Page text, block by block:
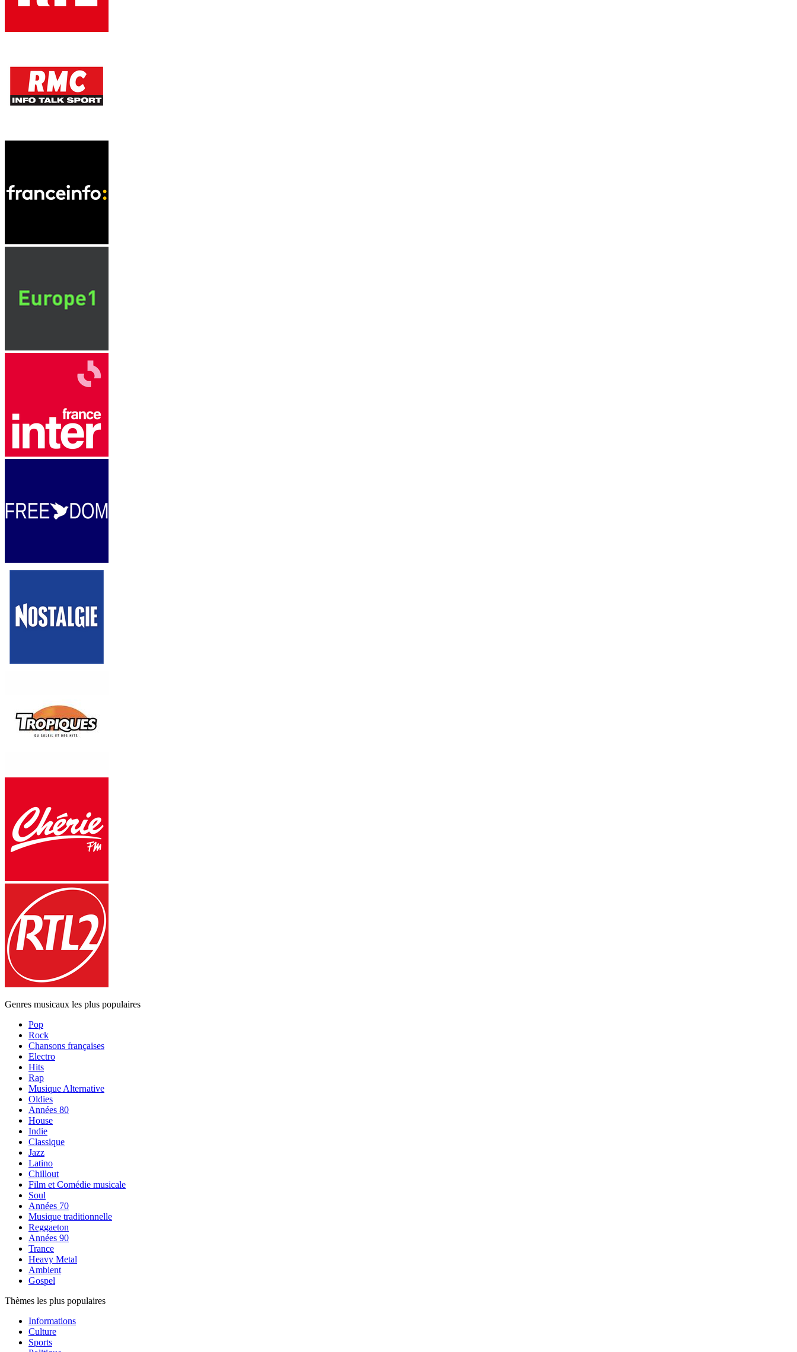
Genres musicaux les plus populaires
Pop
Rock
Chansons françaises
Electro
Hits
Rap
Musique Alternative
Oldies
Années 80
House
Indie
Classique
Jazz
Latino
Chillout
Film et Comédie musicale
Soul
Années 70
Musique traditionnelle
Reggaeton
Années 90
Trance
Heavy Metal
Ambient
Gospel
Thèmes les plus populaires
Informations
Culture
Sports